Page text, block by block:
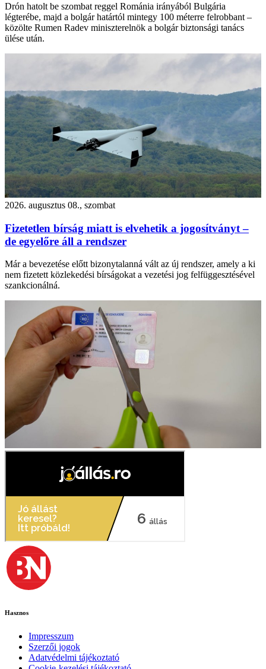
Drón hatolt be szombat reggel Románia irányából Bulgária
légterébe, majd a bolgár határtól mintegy 100 méterre felrobbant –
közölte Rumen Radev miniszterelnök a bolgár biztonsági tanács
ülése után.
2026. augusztus 08., szombat
Fizetetlen bírság miatt is elvehetik a jogosítványt –
de egyelőre áll a rendszer
Már a bevezetése előtt bizonytalanná vált az új rendszer, amely a ki
nem fizetett közlekedési bírságokat a vezetési jog felfüggesztésével
szankcionálná.
Hasznos
Impresszum
Szerzői jogok
Adatvédelmi tájékoztató